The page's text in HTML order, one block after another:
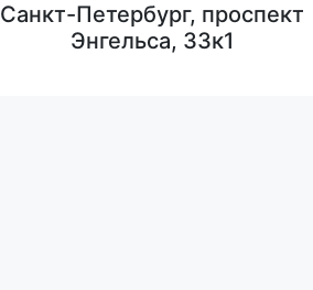
Санкт-Петербург, проспект
Энгельса, 33к1